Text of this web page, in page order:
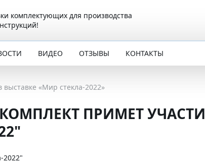
комплектующих для производства
ВИДЕО ОТЗЫВЫ КОНТАКТЫ
выставке «Мир стекла-2022»
ПРИМЕТ